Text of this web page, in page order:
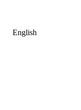
English